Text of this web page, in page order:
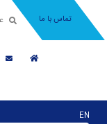
تماس با ما
EN